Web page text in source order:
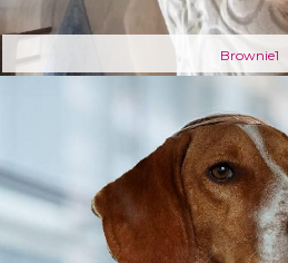
Brownie1